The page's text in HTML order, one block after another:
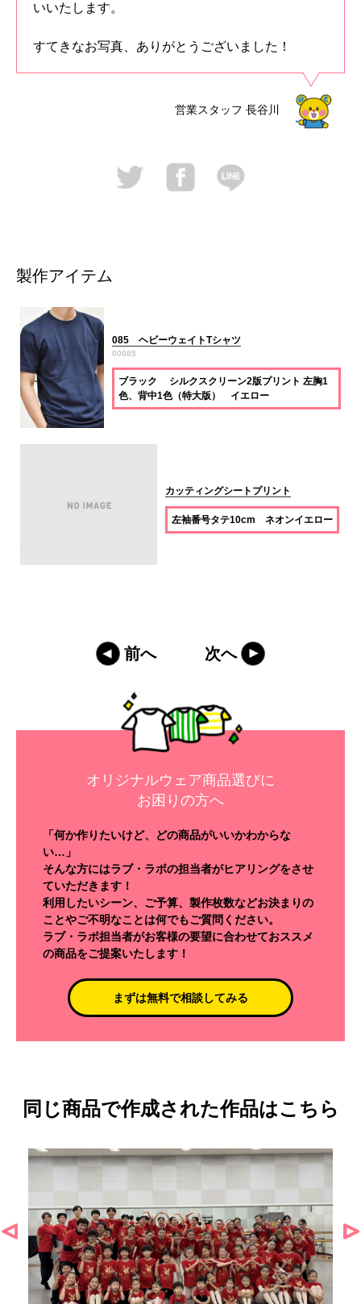
いいたします。
すてきなお写真、ありがとうございました！
営業スタッフ 長谷川
製作アイテム
085 ヘビーウェイトTシャツ
00085
ブラック シルクスクリーン2版プリント 左胸1
色、背中1色（特大版） イエロー
カッティングシートプリント
左袖番号タテ10cm ネオンイエロー
前へ 次へ
オリジナルウェア商品選びに
お困りの方へ
「何か作りたいけど、どの商品がいいかわからな
い…」
そんな方にはラブ・ラボの担当者がヒアリングをさせ
ていただきます！
利用したいシーン、ご予算、製作枚数などお決まりの
ことやご不明なことは何でもご質問ください。
ラブ・ラボ担当者がお客様の要望に合わせておススメ
の商品をご提案いたします！
まずは無料で相談してみる
同じ商品で作成された作品はこちら